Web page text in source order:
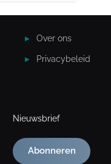
Over ons
Privacybeleid
Nieuwsbrief
Abonneren